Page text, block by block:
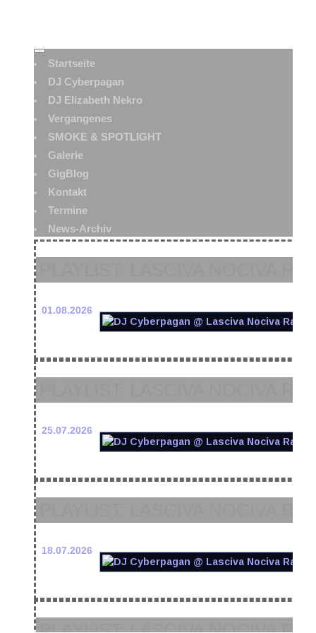
Startseite
DJ Cyberpagan
DJ Elizabeth Nekro
Vergangenes
SMOKE & SPOTLIGHT
Galerie
GigBlog
Kontakt
Termine
News-Archiv
01.08.2026
25.07.2026
18.07.2026